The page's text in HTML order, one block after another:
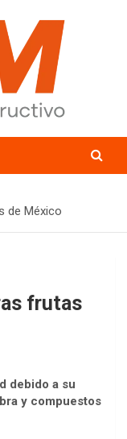
de México
frutas
debido a su
y compuestos